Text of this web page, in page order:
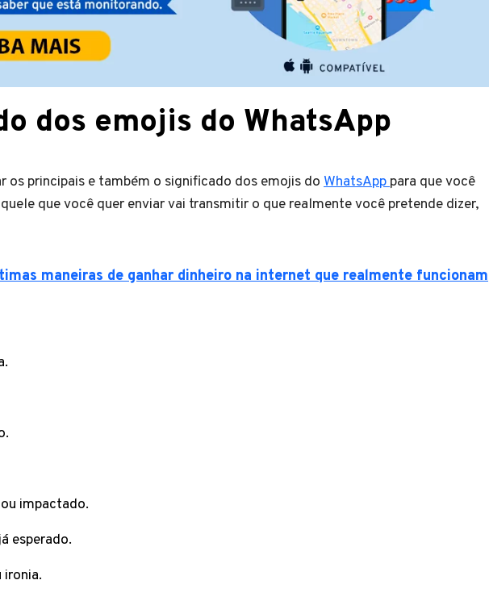
dos emojis do WhatsApp
os principais e também o significado dos emojis do WhatsApppara que você
que você quer enviar vai transmitir o que realmente você pretende dizer,
maneiras de ganhar dinheiro na internet que realmente funcionam
impactado.
esperado.
ironia.